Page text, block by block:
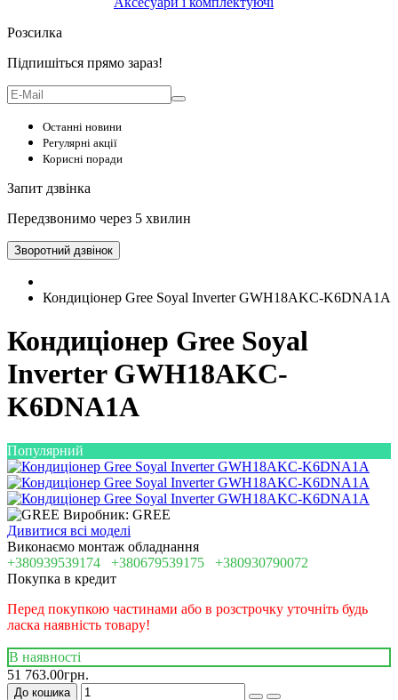
Розсилка
Підпишіться прямо зараз!
Останні новини
Регулярні акції
Корисні поради
Запит дзвінка
Передзвонимо через 5 хвилин
Зворотний дзвінок
Кондиціонер Gree Soyal Inverter GWH18AKC-K6DNA1A
Кондиціонер Gree Soyal
Inverter GWH18AKC-
K6DNA1A
Популярний
Виробник: GREE
Дивитися всі моделі
Виконаємо монтаж обладнання
+380939539174 +380679539175 +380930790072
Покупка в кредит
Перед покупкою частинами або в розстрочку уточніть будь
ласка наявність товару!
В наявності
51 763.00грн.
До кошика